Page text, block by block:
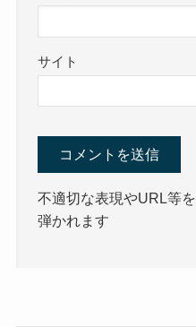
サイト
不適切な表現やURL等
弾かれます